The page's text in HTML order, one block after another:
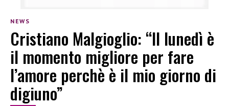
NEWS
Cristiano Malgioglio: “Il lunedì è
il momento migliore per fare
l’amore perchè è il mio giorno di
digiuno”